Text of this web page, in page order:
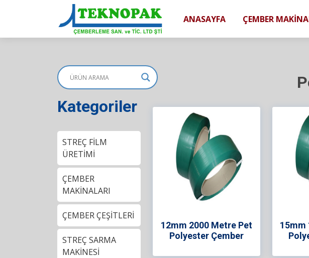
ANASAYFA ÇEMBER
Kategoriler
STREÇ FİLM
ÜRETİMİ
ÇEMBER
MAKİNALARI
ÇEMBER ÇEŞİTLERİ
STREÇ SARMA
MAKİNESİ
12mm 2000 Metre Pet
Polyester Çember
15mm